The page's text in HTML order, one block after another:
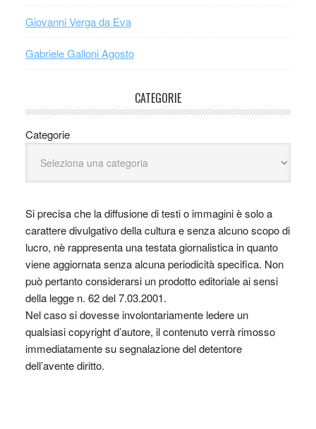
Giovanni Verga da Eva
Gabriele Galloni Agosto
CATEGORIE
Categorie
Si precisa che la diffusione di testi o immagini è solo a
carattere divulgativo della cultura e senza alcuno scopo di
lucro, nè rappresenta una testata giornalistica in quanto
viene aggiornata senza alcuna periodicità specifica. Non
può pertanto considerarsi un prodotto editoriale ai sensi
della legge n. 62 del 7.03.2001.
Nel caso si dovesse involontariamente ledere un
qualsiasi copyright d’autore, il contenuto verrà rimosso
immediatamente su segnalazione del detentore
dell’avente diritto.